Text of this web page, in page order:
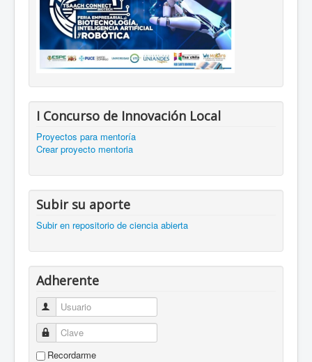
I Concurso de Innovación Local
Proyectos para mentoría
Crear proyecto mentoria
Subir su aporte
Subir en repositorio de ciencia abierta
Adherente
Usuario
Clave
Recordarme